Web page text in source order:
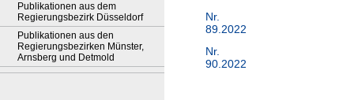
Publikationen aus dem
Regierungsbezirk Düsseldorf
Publikationen aus den
Regierungsbezirken Münster,
Arnsberg und Detmold
Nr.
89.2022
Nr.
90.2022